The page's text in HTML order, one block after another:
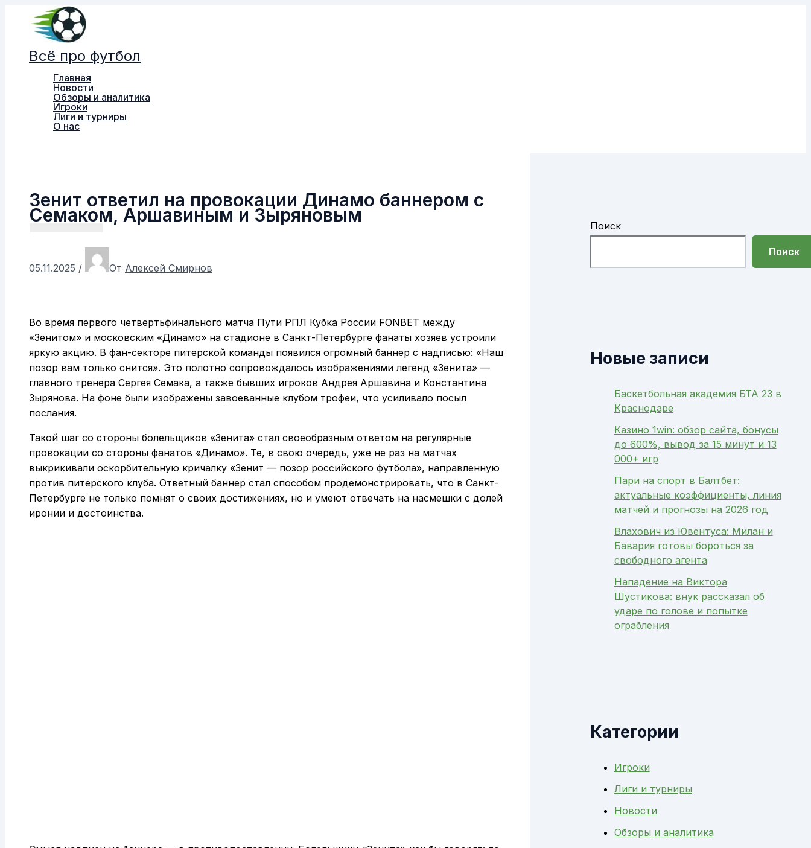
Перейти
содержимому
Всё про футбол
Главная
Новости
Обзоры и аналитика
Игроки
Лиги и турниры
О нас
Зенит ответил на провокации Динамо баннером с
Семаком, Аршавиным и Зыряновым
05.11.2025 / От Алексей Смирнов
Во время первого четвертьфинального матча Пути РПЛ Кубка России FONBET между
«Зенитом» и московским «Динамо» на стадионе в Санкт-Петербурге фанаты хозяев устроили
яркую акцию. В фан-секторе питерской команды появился огромный баннер с надписью: «Наш
позор вам только снится». Это полотно сопровождалось изображениями легенд «Зенита» —
главного тренера Сергея Семака, а также бывших игроков Андрея Аршавина и Константина
Зырянова. На фоне были изображены завоеванные клубом трофеи, что усиливало посыл
послания.
Такой шаг со стороны болельщиков «Зенита» стал своеобразным ответом на регулярные
провокации со стороны фанатов «Динамо». Те, в свою очередь, уже не раз на матчах
выкрикивали оскорбительную кричалку «Зенит — позор российского футбола», направленную
против питерского клуба. Ответный баннер стал способом продемонстрировать, что в Санкт-
Петербурге не только помнят о своих достижениях, но и умеют отвечать на насмешки с долей
иронии и достоинства.
Поиск
Поиск
Новые записи
Баскетбольная академия БТА 23 в
Краснодаре
Казино 1win: обзор сайта, бонусы
до 600%, вывод за 15 минут и 13
000+ игр
Пари на спорт в Балтбет:
актуальные коэффициенты, линия
матчей и прогнозы на 2026 год
Влахович из Ювентуса: Милан и
Бавария готовы бороться за
свободного агента
Нападение на Виктора
Шустикова: внук рассказал об
ударе по голове и попытке
ограбления
Категории
Игроки
Лиги и турниры
Новости
Обзоры и аналитика